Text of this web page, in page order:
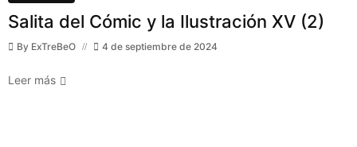
Salita del Cómic y la Ilustración XV (2)
By ExTreBeO 4 de septiembre de 2024
Leer más